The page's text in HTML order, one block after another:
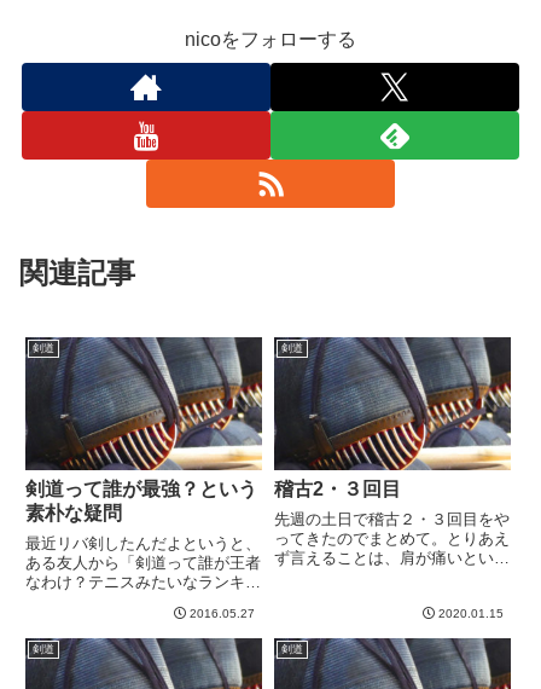
nicoをフォローする
関連記事
剣道
剣道って誰が最強？という
素朴な疑問
最近リバ剣したんだよというと、
ある友人から「剣道って誰が王者
なわけ？テニスみたいなランキン
た。うーん、、、どうだろう。剣
道から２４年も離れている上、競
技レベルの事情はまったく知らな
い。少なくともランキングなどは
2016.05.27
剣道
稽古2・３回目
先週の土日で稽古２・３回目をや
ってきたのでまとめて。とりあえ
ず言えることは、肩が痛いという
に関しては特に痛くはない。イン
パクトが痛い感じです。あと素振
りでキュッと止めるところもや
2020.01.15
剣道 剣道